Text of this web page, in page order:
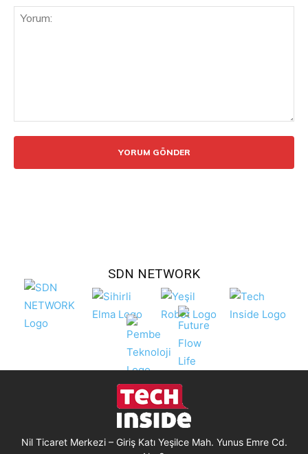
SDN NETWORK
Nil Ticaret Merkezi – Giriş Katı Yeşilce Mah. Yunus Emre Cd.